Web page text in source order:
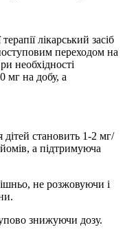
лікарський засіб
переходом на
необхідності
мг на добу, а
дітей становить 1-2 мг/
а підтримуюча
не розжовуючи і
знижуючи дозу.